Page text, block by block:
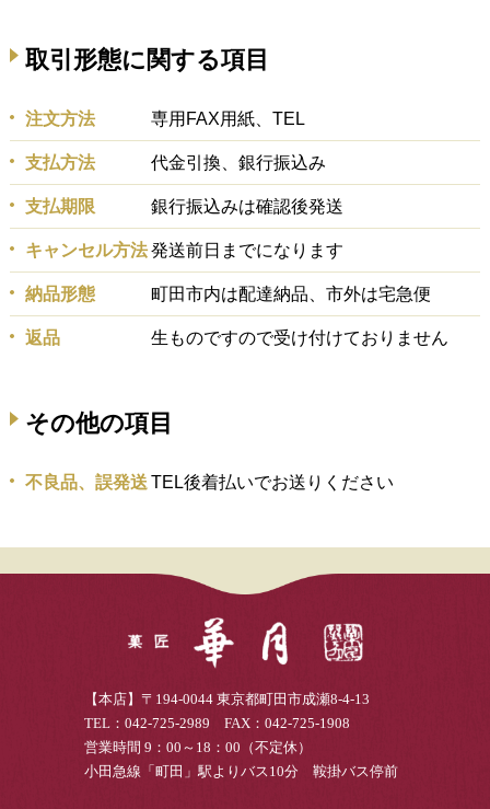
取引形態に関する項目
注文方法 専用FAX用紙、TEL
支払方法 代金引換、銀行振込み
支払期限 銀行振込みは確認後発送
キャンセル方法発送前日までになります
納品形態 町田市内は配達納品、市外は宅急便
返品 生ものですので受け付けておりません
その他の項目
不良品、誤発送 TEL後着払いでお送りください
【本店】〒194-0044 東京都町田市成瀬8-4-13
TEL：042-725-2989 FAX：042-725-1908
営業時間 9：00～18：00（不定休）
小田急線「町田」駅よりバス10分 鞍掛バス停前